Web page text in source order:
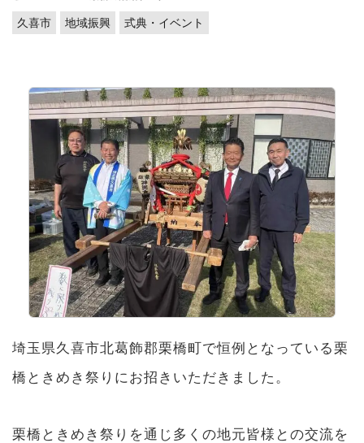
久喜市 地域振興 式典・イベント
埼玉県久喜市北葛飾郡栗橋町で恒例となっている栗
橋ときめき祭りにお招きいただきました。
栗橋ときめき祭りを通じ多くの地元皆様との交流を